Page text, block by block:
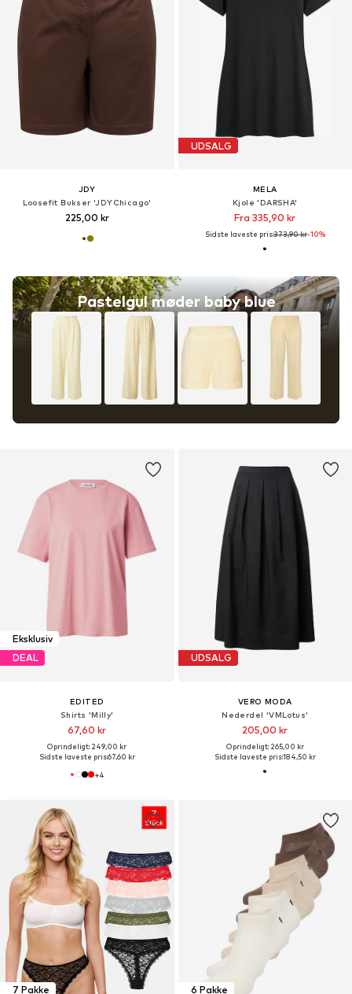
JDY
Loosefit Bukser 'JDYChicago'
225,00 kr
Pastelgul møder baby blue
UDSALG
MELA
Kjole 'DARSHA'
Fra 335,90 kr
Sidste laveste pris:373,90 kr-10%
Eksklusiv
DEAL
EDITED
Shirts 'Milly'
67,60 kr
Oprindeligt: 249,00 kr
Sidste laveste pris:67,60 kr
+4
UDSALG
VERO MODA
Nederdel 'VMLotus'
205,00 kr
Oprindeligt: 265,00 kr
Sidste laveste pris:184,50 kr
7 Pakke 6 Pakke